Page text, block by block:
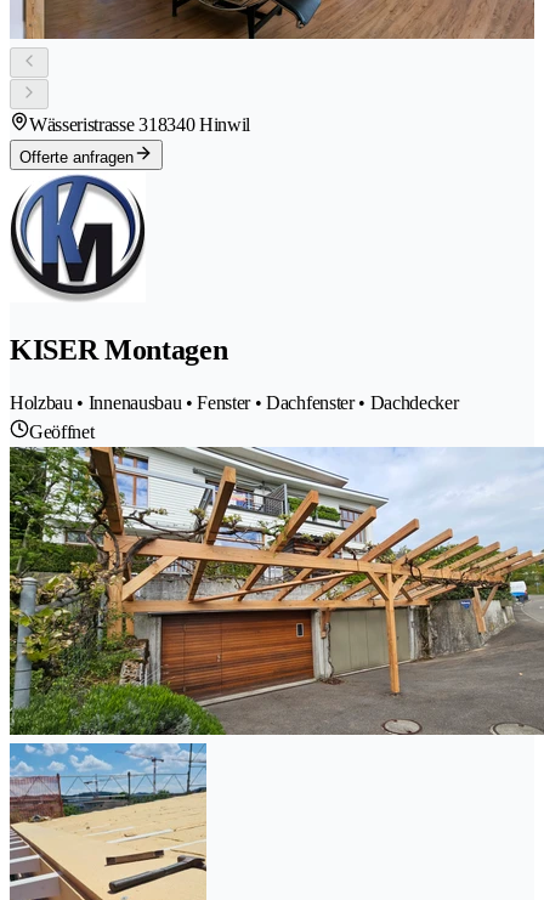
Wässeristrasse 318340 Hinwil
Offerte anfragen
KISER Montagen
Holzbau • Innenausbau • Fenster • Dachfenster • Dachdecker
Geöffnet